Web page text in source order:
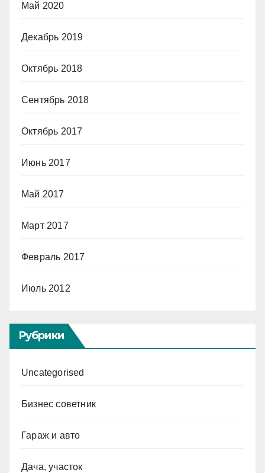
Май 2020
Декабрь 2019
Октябрь 2018
Сентябрь 2018
Октябрь 2017
Июнь 2017
Май 2017
Март 2017
Февраль 2017
Июль 2012
Рубрики
Uncategorised
Бизнес советник
Гараж и авто
Дача, участок